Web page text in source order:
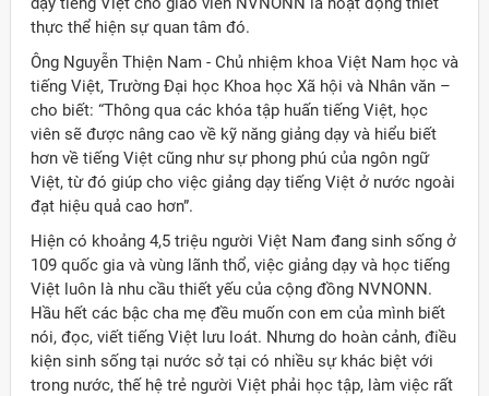
Việt Nam ở nước ngoài
thực thể hiện sự quan tâm đó.
Ông Nguyễn Thiện Nam - Chủ nhiệm khoa Việt Nam học và
tiếng Việt, Trường Đại học Khoa học Xã hội và Nhân văn –
cho biết: “Thông qua các khóa tập huấn tiếng Việt, học
viên sẽ được nâng cao về kỹ năng giảng dạy và hiểu biết
hơn về tiếng Việt cũng như sự phong phú của ngôn ngữ
Việt, từ đó giúp cho việc giảng dạy tiếng Việt ở nước ngoài
đạt hiệu quả cao hơn”.
Hiện có khoảng 4,5 triệu người Việt Nam đang sinh sống ở
109 quốc gia và vùng lãnh thổ, việc giảng dạy và học tiếng
Việt luôn là nhu cầu thiết yếu của cộng đồng NVNONN.
Hầu hết các bậc cha mẹ đều muốn con em của mình biết
nói, đọc, viết tiếng Việt lưu loát. Nhưng do hoàn cảnh, điều
kiện sinh sống tại nước sở tại có nhiều sự khác biệt với
trong nước, thế hệ trẻ người Việt phải học tập, làm việc rất